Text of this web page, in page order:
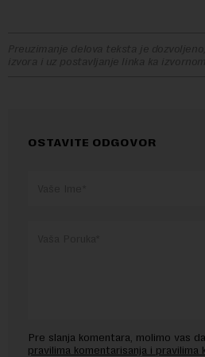
Preuzimanje delova teksta je
izvora i uz postavljanje linka ka
OSTAVITE ODGOVOR
Pre slanja komentara, molimo vas
pravilima komentarisanja i pravilima